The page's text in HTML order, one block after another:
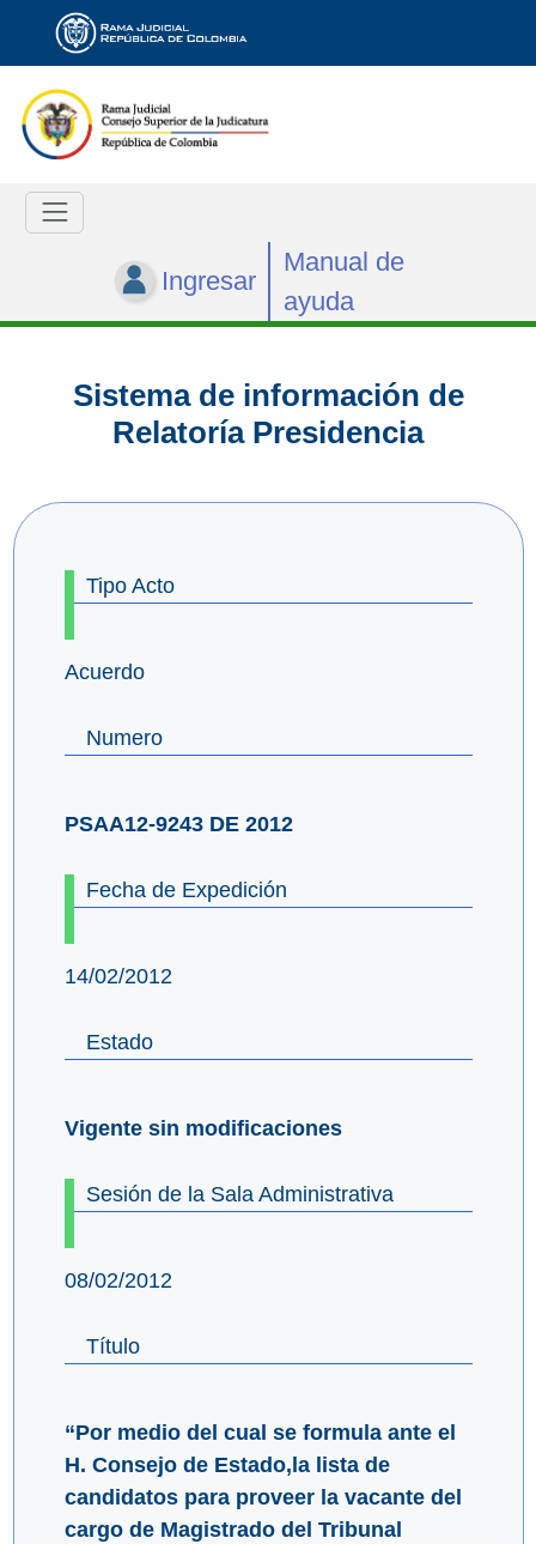
Ingresar
Manual de
ayuda
Sistema de información de
Relatoría Presidencia
Tipo Acto
Acuerdo
Numero
PSAA12-9243 DE 2012
Fecha de Expedición
14/02/2012
Estado
Vigente sin modificaciones
Sesión de la Sala Administrativa
08/02/2012
Título
“Por medio del cual se formula ante el
H. Consejo de Estado,la lista de
candidatos para proveer la vacante del
cargo de Magistrado del Tribunal